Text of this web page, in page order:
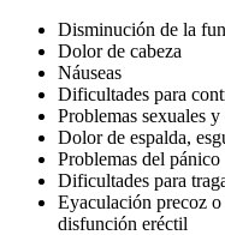
Disminución de la
Dolor de cabeza
Náuseas
Dificultades para
Problemas sexuales
Dolor de espalda,
Problemas del pánico
Dificultades para
Eyaculación precoz
disfunción eréctil